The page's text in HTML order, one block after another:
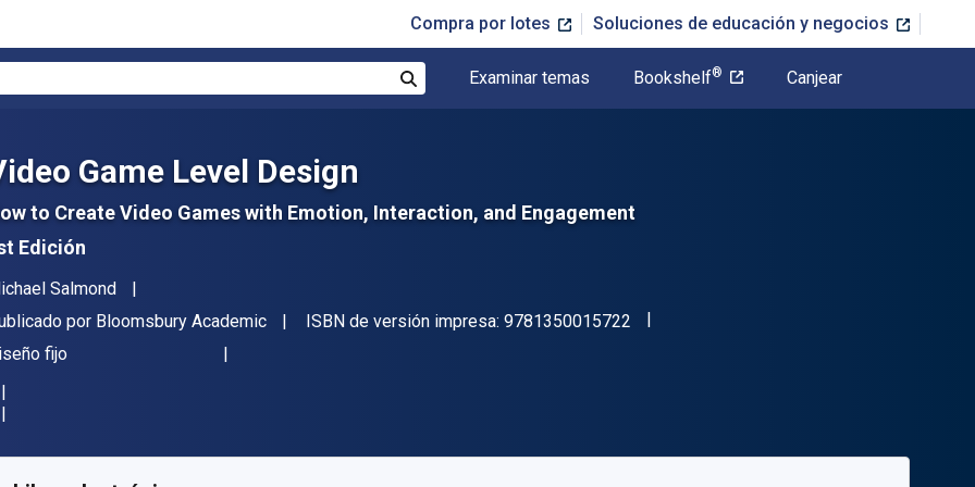
Compra por lotes Soluciones de educación y negocios
Examinar temas Bookshelf® Canjear
Game Level Design
to Create Video Games with Emotion, Interaction, and Engagement
Edición
Salmond
por Bloomsbury Academic ISBN de versión impresa: 9781350015722 "ISBN-13 9781350015722"
fijo